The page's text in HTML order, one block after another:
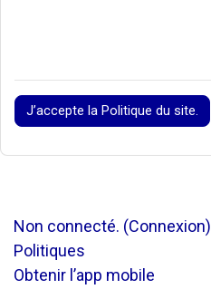
J’accepte la Politique du site.
Non connecté. (Connexion)
Politiques
Obtenir l’app mobile